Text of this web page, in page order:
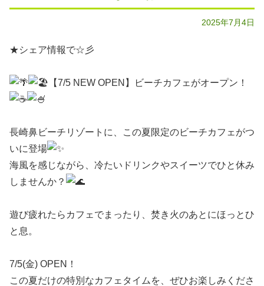
2025年7月4日
★シェア情報で☆彡
【7/5 NEW OPEN】ビーチカフェがオープン！
長崎鼻ビーチリゾートに、この夏限定のビーチカフェがつ
いに登場
海風を感じながら、冷たいドリンクやスイーツでひと休み
しませんか？
遊び疲れたらカフェでまったり、焚き火のあとにほっとひ
と息。
7/5(金) OPEN！
この夏だけの特別なカフェタイムを、ぜひお楽しみくださ